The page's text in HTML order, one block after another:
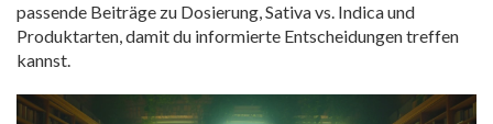
passende Beiträge zu Dosierung, Sativa vs. Indica und
Produktarten, damit du informierte Entscheidungen treffen
kannst.